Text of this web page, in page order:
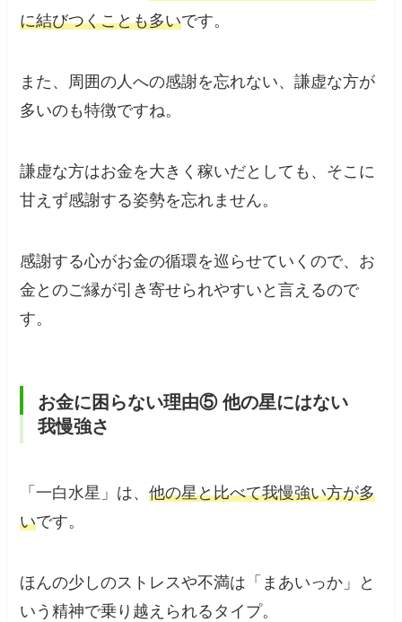
に結びつくことも多いです。
また、周囲の人への感謝を忘れない、謙虚な方が
多いのも特徴ですね。
謙虚な方はお金を大きく稼いだとしても、そこに
甘えず感謝する姿勢を忘れません。
感謝する心がお金の循環を巡らせていくので、お
金とのご縁が引き寄せられやすいと言えるので
す。
お金に困らない理由⑤ 他の星にはない
我慢強さ
「一白水星」は、他の星と比べて我慢強い方が多
いです。
ほんの少しのストレスや不満は「まあいっか」と
いう精神で乗り越えられるタイプ。